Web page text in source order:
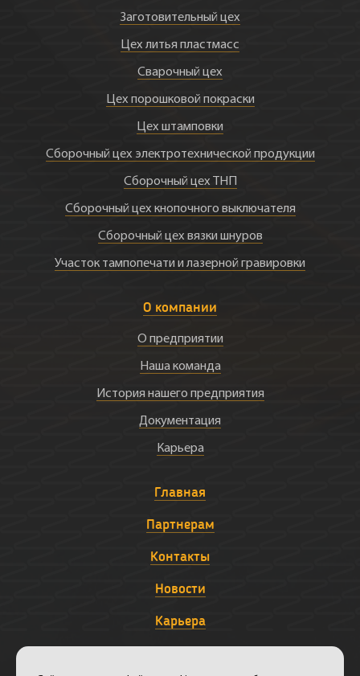
Заготовительный цех
Цех литья пластмасс
Сварочный цех
Цех порошковой покраски
Цех штамповки
Сборочный цех электротехнической продукции
Сборочный цех ТНП
Сборочный цех кнопочного выключателя
Сборочный цех вязки шнуров
Участок тампопечати и лазерной гравировки
О компании
О предприятии
Наша команда
История нашего предприятия
Документация
Карьера
Главная
Партнерам
Контакты
Новости
Карьера